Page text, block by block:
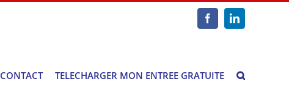
FacebookLinkedIn
CONTACT TELECHARGER MON ENTREE GRATUITE